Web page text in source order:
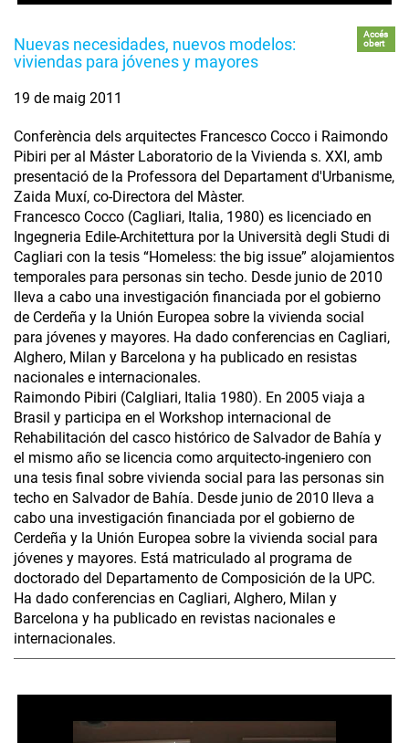
Nuevas necesidades, nuevos modelos:
viviendas para jóvenes y mayores
Accés
obert
19 de maig 2011
Conferència dels arquitectes Francesco Cocco i Raimondo
Pibiri per al Máster Laboratorio de la Vivienda s. XXI, amb
presentació de la Professora del Departament d'Urbanisme,
Zaida Muxí, co-Directora del Màster.
Francesco Cocco (Cagliari, Italia, 1980) es licenciado en
Ingegneria Edile-Architettura por la Università degli Studi di
Cagliari con la tesis “Homeless: the big issue” alojamientos
temporales para personas sin techo. Desde junio de 2010
lleva a cabo una investigación financiada por el gobierno
de Cerdeña y la Unión Europea sobre la vivienda social
para jóvenes y mayores. Ha dado conferencias en Cagliari,
Alghero, Milan y Barcelona y ha publicado en resistas
nacionales e internacionales.
Raimondo Pibiri (Calgliari, Italia 1980). En 2005 viaja a
Brasil y participa en el Workshop internacional de
Rehabilitación del casco histórico de Salvador de Bahía y
el mismo año se licencia como arquitecto-ingeniero con
una tesis final sobre vivienda social para las personas sin
techo en Salvador de Bahía. Desde junio de 2010 lleva a
cabo una investigación financiada por el gobierno de
Cerdeña y la Unión Europea sobre la vivienda social para
jóvenes y mayores. Está matriculado al programa de
doctorado del Departamento de Composición de la UPC.
Ha dado conferencias en Cagliari, Alghero, Milan y
Barcelona y ha publicado en revistas nacionales e
internacionales.